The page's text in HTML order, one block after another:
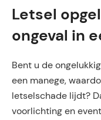
Letsel
ongeval in
Bent u de
een manege,
letselschade lijdt?
voorlichting en